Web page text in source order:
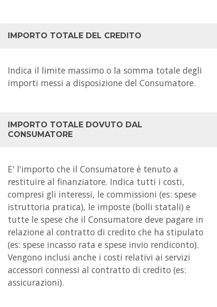
IMPORTO TOTALE DEL CREDITO
Indica il limite massimo o la somma totale degli
importi messi a disposizione del Consumatore.
IMPORTO TOTALE DOVUTO DAL
CONSUMATORE
E' l'importo che il Consumatore è tenuto a
restituire al finanziatore. Indica tutti i costi,
compresi gli interessi, le commissioni (es: spese
istruttoria pratica), le imposte (bolli statali) e
tutte le spese che il Consumatore deve pagare in
relazione al contratto di credito che ha stipulato
(es: spese incasso rata e spese invio rendiconto).
Vengono inclusi anche i costi relativi ai servizi
accessori connessi al contratto di credito (es:
assicurazioni).